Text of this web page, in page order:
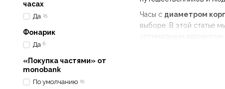
Часы с диаметром
выборе. В этой статье
оптимальным вариантом.
часах
Да 15
Фонарик
Да 6
«Покупка частями» от
monobank
По умолчанию 15